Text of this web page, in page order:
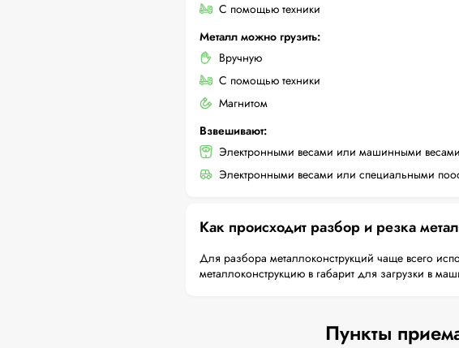
С помощью техники
Металл можно грузить:
Вручную
С помощью техники
Магнитом
Взвешивают:
Электронными весами или машинными
Электронными весами или специальными
Как происходит разбор и резка
Для разбора металлоконструкций чаще всего
металлоконструкцию в габарит для загрузки в
Пункты